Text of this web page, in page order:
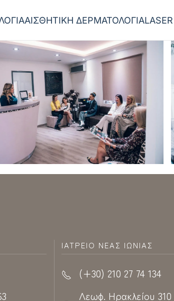
ΑΙΣΘΗΤΙΚΗ ΔΕΡΜΑΤΟΛΟΓΙΑ
ΙΑΤΡΕΊΟ ΝΈΑΣ ΙΩΝΊΑΣ
(+30) 210 27 74 134
Λεωφ. Ηρακλείου